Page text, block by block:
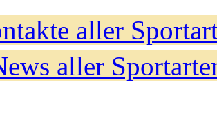
aller
aller